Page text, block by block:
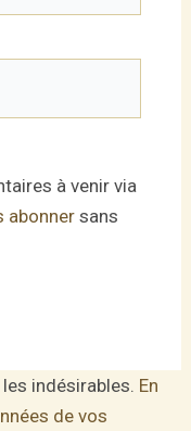
à venir via
abonnersans
indésirables. En
de vos